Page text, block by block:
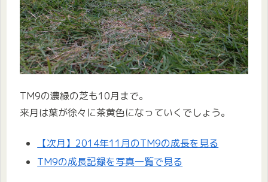
TM9の濃緑の芝も10月まで。
来月は葉が徐々に茶黄色になっていくでしょう。
【次月】2014年11月のTM9の成長を見る
TM9の成長記録を写真一覧で見る